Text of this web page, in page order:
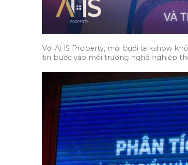
Với AHS Property, mỗi buổi talkshow
tin bước vào môi trường nghề nghiệp